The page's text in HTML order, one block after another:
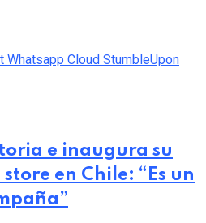
Whatsapp Cloud StumbleUpon
e inaugura su
en Chile: “Es un